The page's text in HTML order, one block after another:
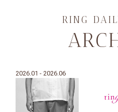
RING
2026.01 - 2026.06